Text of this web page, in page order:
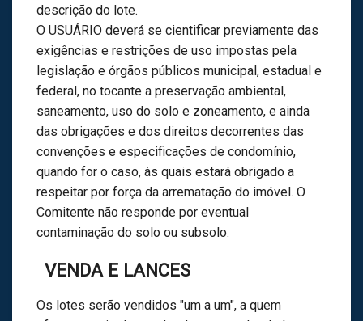
descrição do lote.
O USUÁRIO deverá se cientificar previamente das
exigências e restrições de uso impostas pela
legislação e órgãos públicos municipal, estadual e
federal, no tocante a preservação ambiental,
saneamento, uso do solo e zoneamento, e ainda
das obrigações e dos direitos decorrentes das
convenções e especificações de condomínio,
quando for o caso, às quais estará obrigado a
respeitar por força da arrematação do imóvel. O
Comitente não responde por eventual
contaminação do solo ou subsolo.
VENDA E LANCES
Os lotes serão vendidos "um a um", a quem